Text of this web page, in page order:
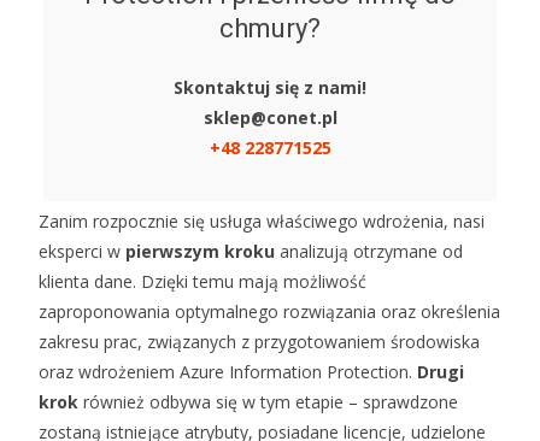
chmury?
Skontaktuj się z nami!
sklep@conet.pl
+48 228771525
Zanim rozpocznie się usługa właściwego wdrożenia, nasi
eksperci w pierwszym kroku analizują otrzymane od
klienta dane. Dzięki temu mają możliwość
zaproponowania optymalnego rozwiązania oraz określenia
zakresu prac, związanych z przygotowaniem środowiska
oraz wdrożeniem Azure Information Protection. Drugi
krok również odbywa się w tym etapie – sprawdzone
zostaną istniejące atrybuty, posiadane licencje, udzielone